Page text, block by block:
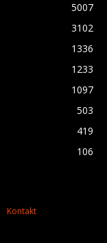
5007
3102
1336
1233
1097
503
419
106
Kontakt
×